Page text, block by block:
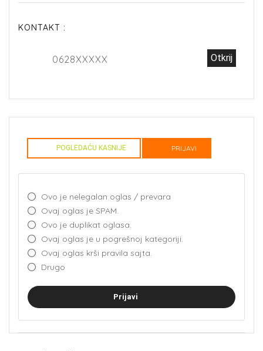
KONTAKT :
0628XXXXX Otkrij
POGLEDAĆU KASNIJE PRIJAVI
Ovo je nelegalan oglas / prevara
Ovaj oglas je SPAM.
Ovo je duplikat oglasa.
Ovaj oglas je u pogrešnoj kategoriji.
Ovaj oglas krši pravila sajta.
Drugo
Prijavi